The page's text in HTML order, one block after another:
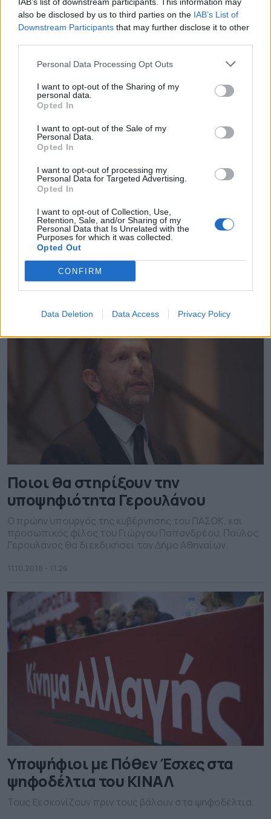
also be disclosed by us to third parties on the IAB’s List of
Downstream Participants that may further disclose it to other
Personal Data Processing Opt Outs
I want to opt-out of the Sharing of my
personal data.
Opted In
I want to opt-out of the Sale of my
Personal Data.
Opted In
I want to opt-out of processing my
Personal Data for Targeted Advertising.
Opted In
I want to opt-out of Collection, Use,
Retention, Sale, and/or Sharing of my
Personal Data that Is Unrelated with the
Purposes for which it was collected.
Opted Out
CONFIRM
Data Deletion Data Access Privacy Policy
12.10.2018 - 12.59
Η λίστα της Φώφης Γεννηματά για
τις Ευρωεκλογές
Στο γραφείο της Φώφης Γεννηματά υπάρχει μια λίστα
με 100 άτομα τα οποία θέλουν να δοκιμάσουν την τύχη
τους στις ευρωεκλογές ως υποψήφιοι του Κινήματος
Ποιοι θα στηρίξουν την
υποψηφιότητα Γερουλάνου
11.10.2018 - 11.26
Υποψήφιοι με Πόθεν Έσχες στα
ψηφοδέλτια του ΚΙΝΑΛ